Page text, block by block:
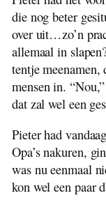
die nog beter
over uit…zo’n
allemaal in
tentje
mensen in.
dat zal wel een
Pieter had
Opa’s nakuren,
was nu eenmaal
kon wel een paar